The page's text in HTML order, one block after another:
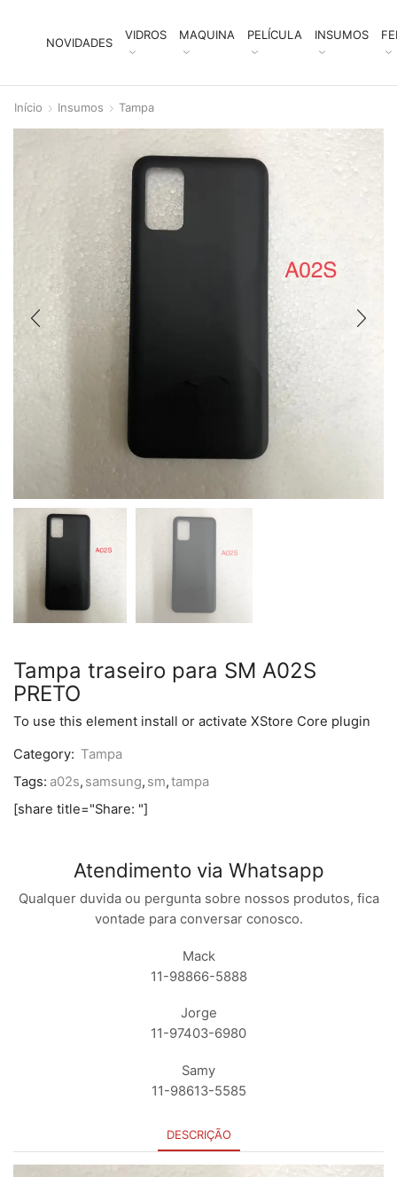
NOVIDADES
VIDROS MAQUINA PELÍCULA INSUMOS
Início Insumos Tampa
Tampa traseiro para SM A02S
PRETO
To use this element install or activate XStore Core plugin
Category: Tampa
Tags: a02s, samsung, sm,tampa
[share title="Share: "]
Atendimento via Whatsapp
Qualquer duvida ou pergunta sobre nossos produtos, fica
vontade para conversar conosco.
Mack
11-98866-5888
Jorge
11-97403-6980
Samy
11-98613-5585
DESCRIÇÃO